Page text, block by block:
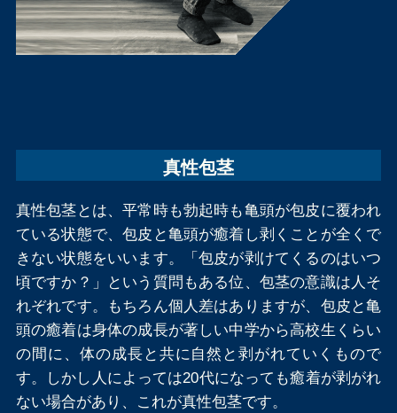
真性包茎
真性包茎とは、平常時も勃起時も亀頭が包皮に覆われ
ている状態で、包皮と亀頭が癒着し剥くことが全くで
きない状態をいいます。「包皮が剥けてくるのはいつ
頃ですか？」という質問もある位、包茎の意識は人そ
れぞれです。もちろん個人差はありますが、包皮と亀
頭の癒着は身体の成長が著しい中学から高校生くらい
の間に、体の成長と共に自然と剥がれていくもので
す。しかし人によっては20代になっても癒着が剥がれ
ない場合があり、これが真性包茎です。